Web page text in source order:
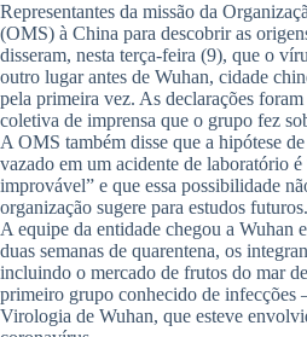
Representantes da missão da
(OMS) à China para descobrir as
disseram, nesta terça-feira (9), que o
outro lugar antes de Wuhan, cidade
pela primeira vez. As declarações
coletiva de imprensa que o grupo fez
A OMS também disse que a hipótese
vazado em um acidente de laboratório é
improvável” e que essa possibilidade
organização sugere para estudos futuros.
A equipe da entidade chegou a Wuhan
duas semanas de quarentena, os
incluindo o mercado de frutos do mar
primeiro grupo conhecido de infecções
Virologia de Wuhan, que esteve